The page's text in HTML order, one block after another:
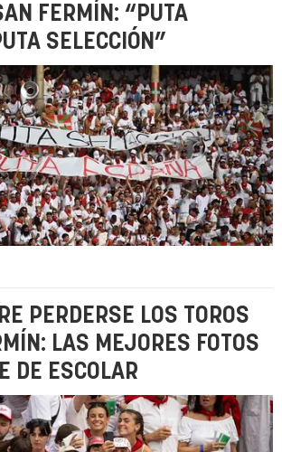
FERMÍN: “PUTA
SELECCIÓN”
PERDERSE LOS TOROS
LAS MEJORES FOTOS
DE ESCOLAR